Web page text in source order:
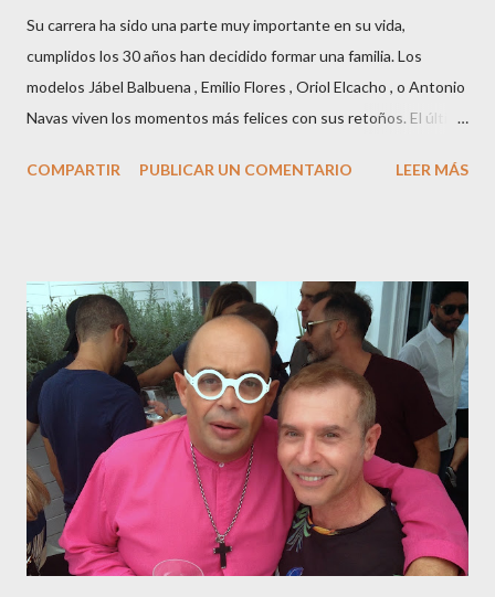
Su carrera ha sido una parte muy importante en su vida,
cumplidos los 30 años han decidido formar una familia. Los
modelos Jábel Balbuena , Emilio Flores , Oriol Elcacho , o Antonio
Navas viven los momentos más felices con sus retoños. El último
M ateo nació en Barcelona hace poco más de una semana. El top
haciéndole padre de un precioso niño. Marta ha sido toda una
campeona, durante los primeros 3 meses de embarazo tuvo que
guardar reposo debido a un síndrome llamado
“hiperemesisgravídica”.Pasados los meses fatídicos de
gestación Marta tiró adelante con el embarazo, ahora es una
mamá feliz. Otro de los modelos que ha sido padre este año ha
sido el madrileño, Emilio Flores , el top que desfiló en las mejores
pasarelas ...
COMPARTIR PUBLICAR UN COMENTARIO LEER MÁS